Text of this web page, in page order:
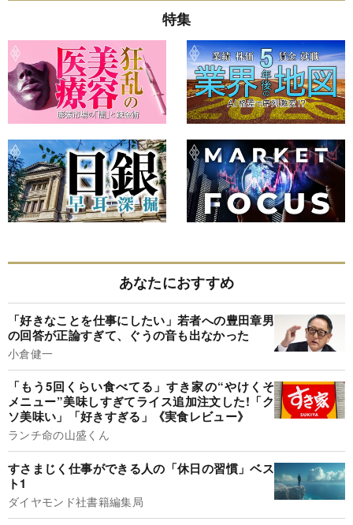
特集
あなたにおすすめ
「好きなことを仕事にしたい」若者への豊田章男
の回答が正論すぎて、ぐうの音も出なかった
小倉健一
「もう5回くらい食べてる」すき家の“やけくそ
メニュー”美味しすぎてライス追加注文した!「ク
ソ美味い」「好きすぎる」《実食レビュー》
ランチ命の山盛くん
すさまじく仕事ができる人の「休日の習慣」ベス
ト1
ダイヤモンド社書籍編集局